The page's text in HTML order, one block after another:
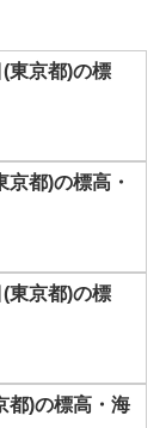
東京都)の標
都)の標高・
東京都)の標
都)の標高・海